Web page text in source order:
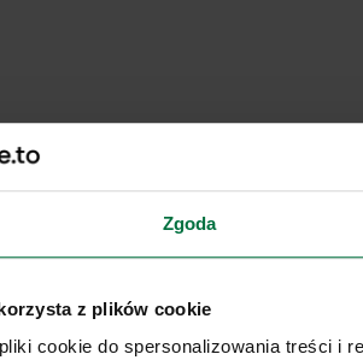
Zgoda
z plików cookie
cookie do spersonalizowania treści i